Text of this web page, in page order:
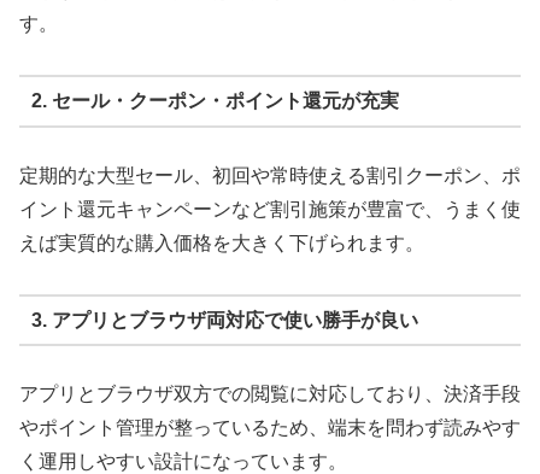
す。
2. セール・クーポン・ポイント還元が充実
定期的な大型セール、初回や常時使える割引クーポン、ポ
イント還元キャンペーンなど割引施策が豊富で、うまく使
えば実質的な購入価格を大きく下げられます。
3. アプリとブラウザ両対応で使い勝手が良い
アプリとブラウザ双方での閲覧に対応しており、決済手段
やポイント管理が整っているため、端末を問わず読みやす
く運用しやすい設計になっています。